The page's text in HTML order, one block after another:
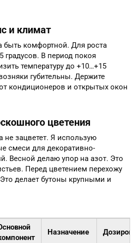
и климат
быть комфортной. Для роста
градусов. В период покоя
температуру до +10…+15
губительны. Держите
кондиционеров и открытых окон
цветения
не зацветет. Я использую
смеси для декоративно-
Весной делаю упор на азот. Это
Перед цветением перехожу
делает бутоны крупными и
Назначение Дозировка